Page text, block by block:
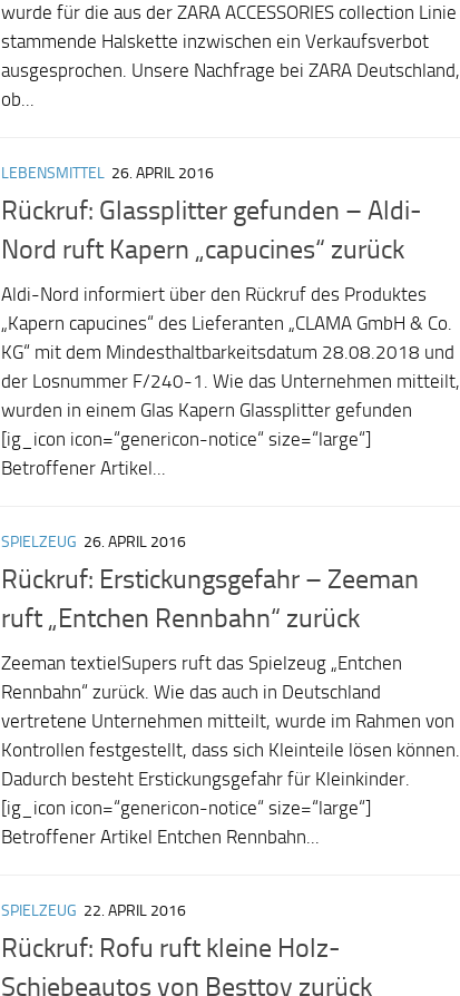
wurde für die aus der ZARA ACCESSORIES collection Linie
stammende Halskette inzwischen ein Verkaufsverbot
ausgesprochen. Unsere Nachfrage bei ZARA Deutschland,
ob...
LEBENSMITTEL 26. APRIL 2016
Rückruf: Glassplitter gefunden – Aldi-
Nord ruft Kapern „capucines“ zurück
Aldi-Nord informiert über den Rückruf des Produktes
„Kapern capucines“ des Lieferanten „CLAMA GmbH & Co.
KG“ mit dem Mindesthaltbarkeitsdatum 28.08.2018 und
der Losnummer F/240-1. Wie das Unternehmen mitteilt,
wurden in einem Glas Kapern Glassplitter gefunden
[ig_icon icon=“genericon-notice“ size=“large“]
Betroffener Artikel...
SPIELZEUG 26. APRIL 2016
Rückruf: Erstickungsgefahr – Zeeman
ruft „Entchen Rennbahn“ zurück
Zeeman textielSupers ruft das Spielzeug „Entchen
Rennbahn“ zurück. Wie das auch in Deutschland
vertretene Unternehmen mitteilt, wurde im Rahmen von
Kontrollen festgestellt, dass sich Kleinteile lösen können.
Dadurch besteht Erstickungsgefahr für Kleinkinder.
[ig_icon icon=“genericon-notice“ size=“large“]
Betroffener Artikel Entchen Rennbahn...
SPIELZEUG 22. APRIL 2016
Rückruf: Rofu ruft kleine Holz-
Schiebeautos von Besttoy zurück